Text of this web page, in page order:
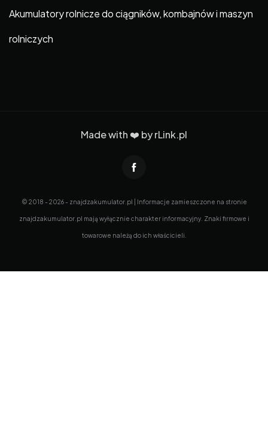
Akumulatory rolnicze do ciągników, kombajnów i maszyn
rolniczych
Made with ❤️ byrLink.pl
© 2018 - 2026 - znajdzakumulator.pl | Informacje zamieszczone na stronie
znajdzakumulator.pl mają wyłącznie charakter informacyjny. Znaki firmowe i
towarowe należą do ich właścicieli.